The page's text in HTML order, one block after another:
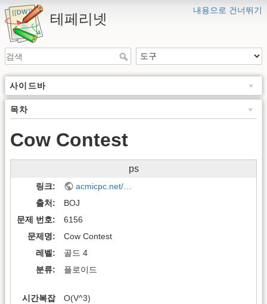
내용으로 건너뛰기
테페리넷
사이드바
목차
Cow Contest
ps
링크
acmicpc.net/…
출처
BOJ
문제 번호
6156
문제명
Cow Contest
레벨
골드 4
분류
플로이드
시간복잡
O(V^3)